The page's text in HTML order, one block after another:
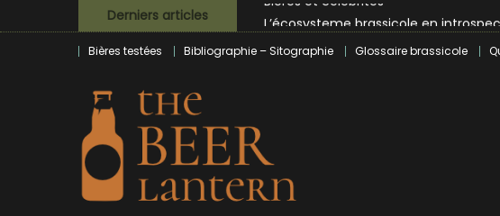
to
Derniers articles
L’écosysteme brassicole en
Zoumaï : pionnier de la révolution
L’intelligence artificielle dans le
Bières testées Bibliographie – Sitographie Glossaire brassicole